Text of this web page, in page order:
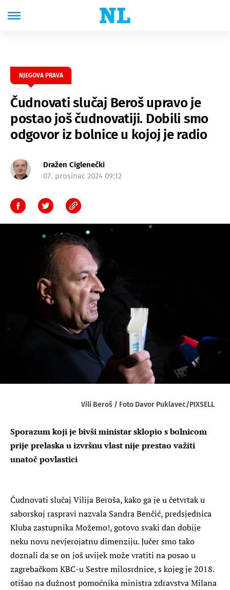
NJEGOVA PRAVA
Čudnovati slučaj Beroš upravo je
postao još čudnovatiji. Dobili smo
odgovor iz bolnice u kojoj je radio
Dražen Ciglenečki
07. prosinac 2024 09:12
Vili Beroš / Foto Davor Puklavec/PIXSELL
Sporazum koji je bivši ministar sklopio s bolnicom
prije prelaska u izvršnu vlast nije prestao važiti
unatoč povlastici
Čudnovati slučaj Vilija Beroša, kako ga je u četvrtak u
saborskoj raspravi nazvala Sandra Benčić, predsjednica
Kluba zastupnika Možemo!, gotovo svaki dan dobije
neku novu nevjerojatnu dimenziju. Jučer smo tako
doznali da se on još uvijek može vratiti na posao u
zagrebačkom KBC-u Sestre milosrdnice, s kojeg je 2018.
otišao na dužnost pomoćnika ministra zdravstva Milana